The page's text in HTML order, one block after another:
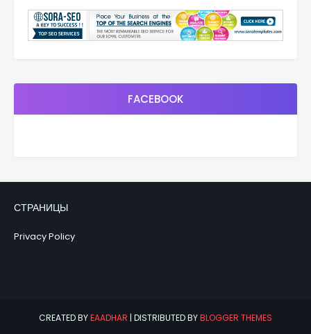
FACEBOOK
СТРАНИЦЫ
Privacy Policy
CREATED BYEAADHAR | DISTRIBUTED BYBLOGGER THEMES